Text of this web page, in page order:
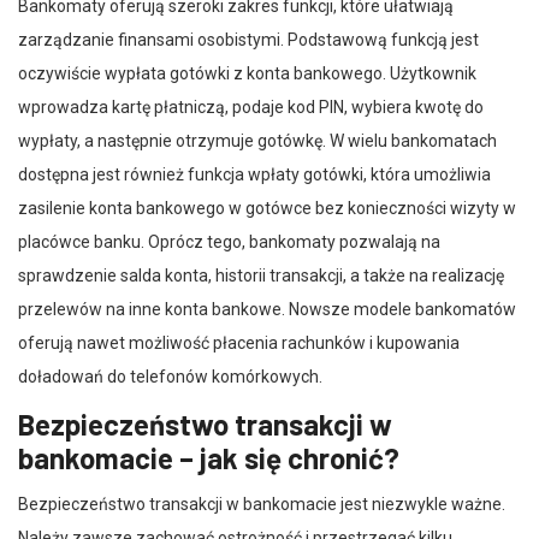
Bankomaty oferują szeroki zakres funkcji, które ułatwiają
zarządzanie finansami osobistymi. Podstawową funkcją jest
oczywiście wypłata gotówki z konta bankowego. Użytkownik
wprowadza kartę płatniczą, podaje kod PIN, wybiera kwotę do
wypłaty, a następnie otrzymuje gotówkę. W wielu bankomatach
dostępna jest również funkcja wpłaty gotówki, która umożliwia
zasilenie konta bankowego w gotówce bez konieczności wizyty w
placówce banku. Oprócz tego, bankomaty pozwalają na
sprawdzenie salda konta, historii transakcji, a także na realizację
przelewów na inne konta bankowe. Nowsze modele bankomatów
oferują nawet możliwość płacenia rachunków i kupowania
doładowań do telefonów komórkowych.
Bezpieczeństwo transakcji w
bankomacie – jak się chronić?
Bezpieczeństwo transakcji w bankomacie jest niezwykle ważne.